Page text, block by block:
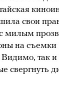
свои
с милым
на съемки
Видимо, так
свергнуть